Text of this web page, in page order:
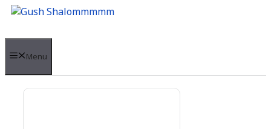
Skip
content
Menu